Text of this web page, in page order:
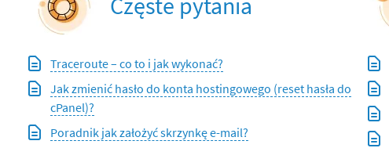
Traceroute – co to i jak wykonać?
Jak zmienić hasło do konta hostingowego (reset hasła do
cPanel)?
Poradnik jak założyć skrzynkę e-mail?